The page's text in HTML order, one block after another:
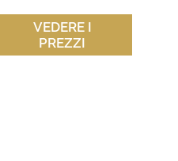
VEDERE I
PREZZI